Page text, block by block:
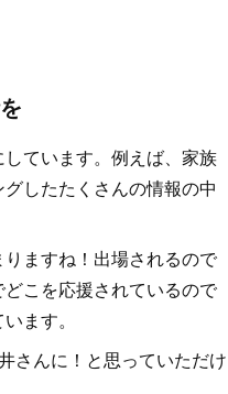
ています。例えば、家族
したたくさんの情報の中
ますね！出場されるので
こを応援されているので
ます。
さんに！と思っていただけ